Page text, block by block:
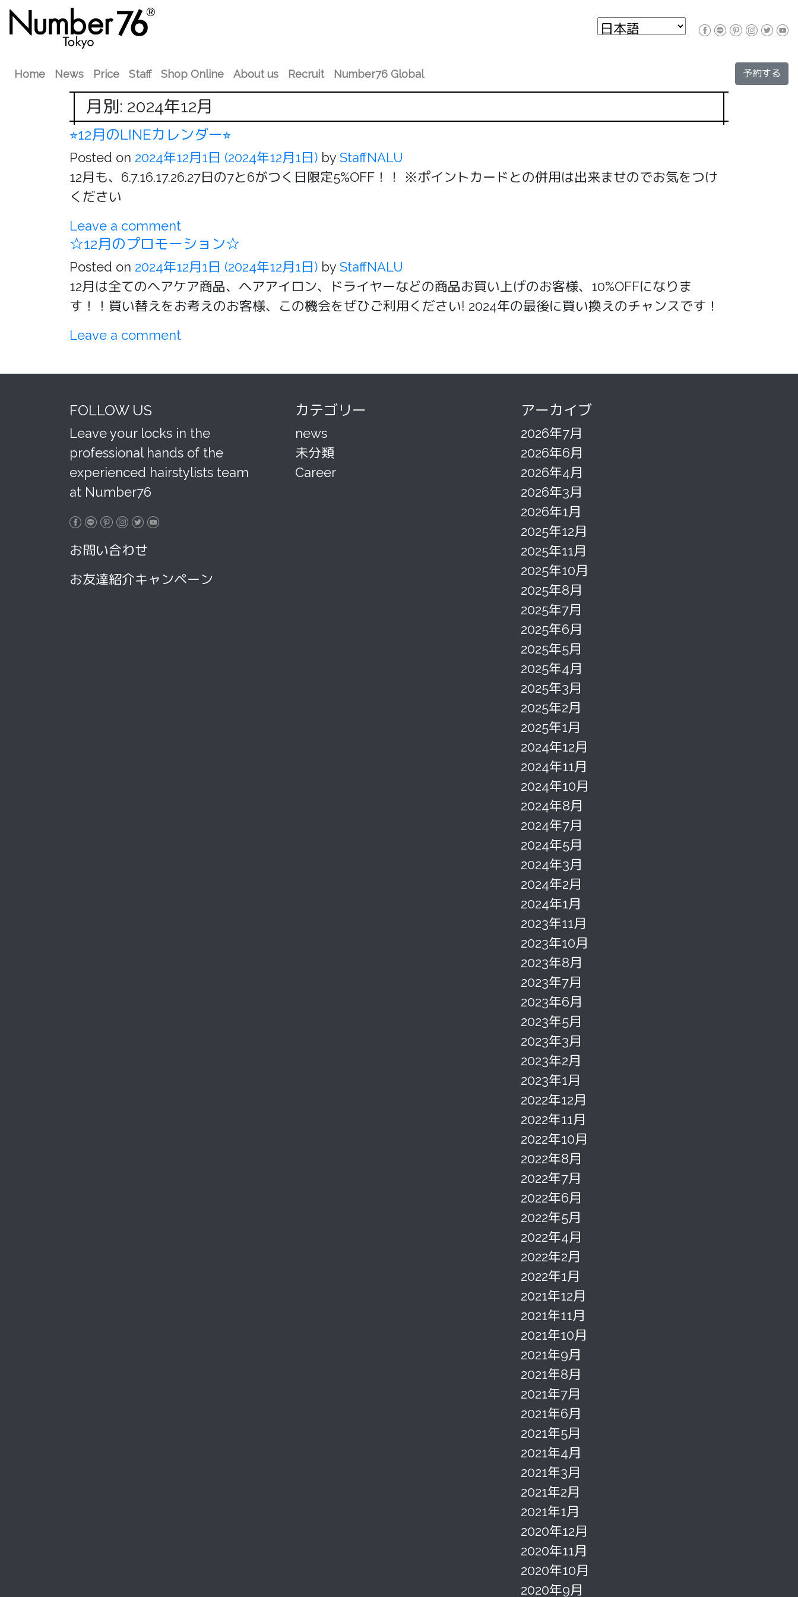
Home News Price Staff Shop Online About us Recruit Number76 Global 予約する
月別: 2024年12月
⭐︎12月のLINEカレンダー⭐︎
Posted on 2024年12月1日 (2024年12月1日) by StaffNALU
12月も、6.7.16.17.26.27日の7と6がつく日限定5%OFF！！ ※ポイントカードとの併用は出来ませのでお気をつけ
ください
Leave a comment
☆12月のプロモーション☆
Posted on 2024年12月1日 (2024年12月1日) by StaffNALU
12月は全てのヘアケア商品、ヘアアイロン、ドライヤーなどの商品お買い上げのお客様、10%OFFになりま
す！！買い替えをお考えのお客様、この機会をぜひご利用ください! 2024年の最後に買い換えのチャンスです！
Leave a comment
FOLLOW US
Leave your locks in the
professional hands of the
experienced hairstylists team
at Number76
お問い合わせ
お友達紹介キャンペーン
カテゴリー
news
未分類
Career
アーカイブ
2026年7月
2026年6月
2026年4月
2026年3月
2026年1月
2025年12月
2025年11月
2025年10月
2025年8月
2025年7月
2025年6月
2025年5月
2025年4月
2025年3月
2025年2月
2025年1月
2024年12月
2024年11月
2024年10月
2024年8月
2024年7月
2024年5月
2024年3月
2024年2月
2024年1月
2023年11月
2023年10月
2023年8月
2023年7月
2023年6月
2023年5月
2023年3月
2023年2月
2023年1月
2022年12月
2022年11月
2022年10月
2022年8月
2022年7月
2022年6月
2022年5月
2022年4月
2022年2月
2022年1月
2021年12月
2021年11月
2021年10月
2021年9月
2021年8月
2021年7月
2021年6月
2021年5月
2021年4月
2021年3月
2021年2月
2021年1月
2020年12月
2020年11月
2020年10月
2020年9月